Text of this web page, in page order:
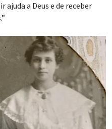
ajuda a Deus e de receber